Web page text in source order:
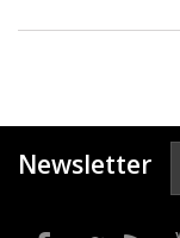
Newsletter